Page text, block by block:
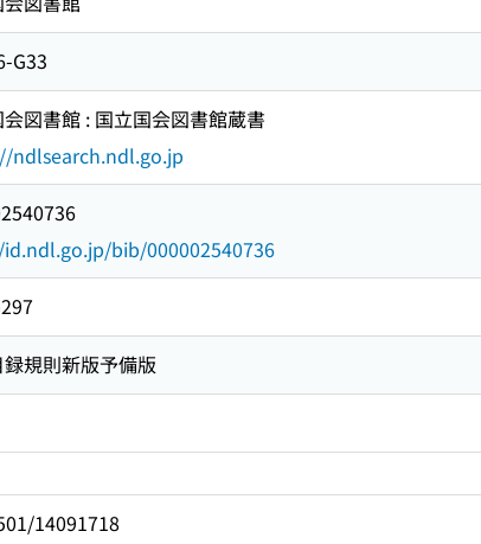
G33
図書館 : 国立国会図書館蔵書
ndlsearch.ndl.go.jp
bib/000002540736
録規則新版予備版
14091718